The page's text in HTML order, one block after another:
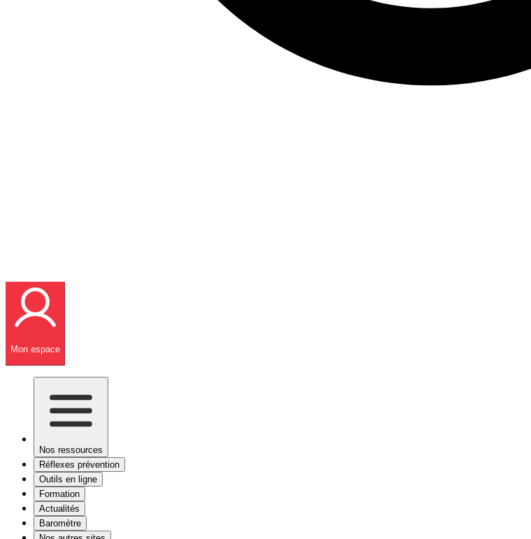
Mon espace
Nos ressources
Réflexes prévention
Outils en ligne
Formation
Actualités
Baromètre